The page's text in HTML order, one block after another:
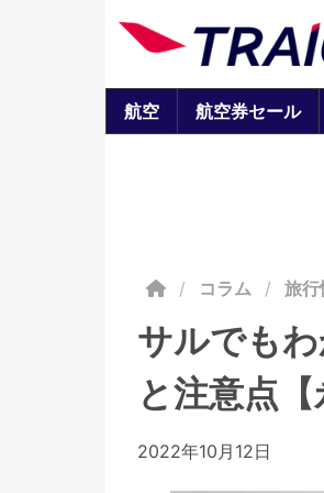
航空 航空券セール
/ コラム 旅行
サルでも
と注意点
2022年10月12日